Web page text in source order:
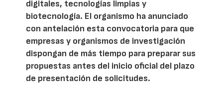
digitales, tecnologías limpias y
biotecnología. El organismo ha anunciado
con antelación esta convocatoria para que
empresas y organismos de investigación
dispongan de más tiempo para preparar sus
propuestas antes del inicio oficial del plazo
de presentación de solicitudes.